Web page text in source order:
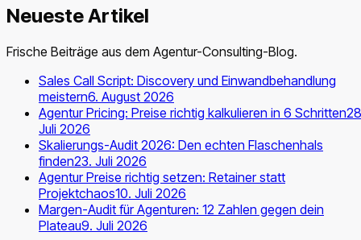
Neueste Artikel
Frische Beiträge aus dem Agentur-Consulting-Blog.
Sales Call Script: Discovery und Einwandbehandlung
meistern6. August 2026
Agentur Pricing: Preise richtig kalkulieren in 6 Schritten
Juli 2026
Skalierungs-Audit 2026: Den echten Flaschenhals
finden23. Juli 2026
Agentur Preise richtig setzen: Retainer statt
Projektchaos10. Juli 2026
Margen-Audit für Agenturen: 12 Zahlen gegen dein
Plateau9. Juli 2026